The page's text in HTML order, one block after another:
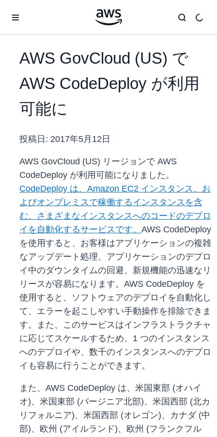
AWS GovCloud (US) で
AWS CodeDeploy が利用
可能に
投稿日: 2017年5月12日
AWS GovCloud (US) リージョンで AWS
CodeDeploy が利用可能になりました。
CodeDeploy は、Amazon EC2 インスタンス、お
よびオンプレミスで稼働するインスタンスを含
む、さまざまなインスタンスへのコードのデプロ
イを自動化するサービスです。 AWS CodeDeploy
を使用すると、お客様はアプリケーションの複雑
なアップデート処理、アプリケーションのデプロ
イ中のダウンタイムの回避、新規機能の迅速なリ
リースが容易になります。AWS CodeDeploy を
使用すると、ソフトウェアのデプロイを自動化し
て、エラーを起こしやすい手動操作を排除できま
す。また、このサービスはインフラストラクチャ
に応じてスケールするため、1 つのインスタンス
へのデプロイや、数千のインスタンスへのデプロ
イも容易に行うことができます。
また、AWS CodeDeploy は、米国東部 (オハイ
オ)、米国東部 (バージニア北部)、米国西部 (北カ
リフォルニア)、米国西部 (オレゴン)、カナダ (中
部)、欧州 (アイルランド)、欧州 (フランクフル